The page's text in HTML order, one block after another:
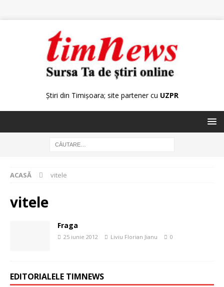
Știri din Timișoara; site partener cu UZPR
ACASĂ vitele
vitele
Fraga
25 iunie 2012 Liviu Florian Jianu 0
EDITORIALELE TIMNEWS